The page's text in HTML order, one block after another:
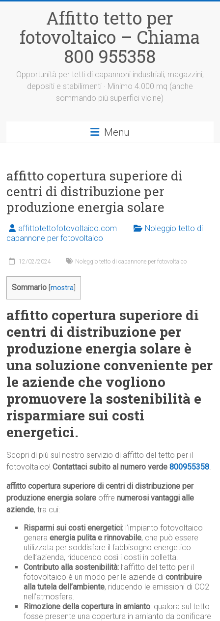
Affitto tetto per
fotovoltaico – Chiama
800 955358
Opportunità per tetti di capannoni industriali, magazzini,
depositi e stabilimenti · Minimo 4.000 mq (anche
sommando più superfici vicine)
Menu
affitto copertura superiore di
centri di distribuzione per
produzione energia solare
affittotettofotovoltaico.com
Noleggio tetto di
capannone per fotovoltaico
12/02/2024 Noleggio tetto di capannone per fotovoltaico
Sommario [mostra
affitto copertura superiore di
centri di distribuzione per
produzione energia solare è
una soluzione conveniente per
le aziende che vogliono
promuovere la sostenibilità e
risparmiare sui costi
energetici.
Scopri di più sul nostro servizio di affitto del tetto per il
fotovoltaico!Contattaci subito al numero verde 800955358.
affitto copertura superiore di centri di distribuzione per
produzione energia solare offrenumerosi vantaggi alle
aziende, tra cui:
Risparmi sui costi energetici: l’impianto fotovoltaico
generaenergia pulita e rinnovabile, che può essere
utilizzata per soddisfare il fabbisogno energetico
dell’azienda, riducendo così i costi in bolletta.
Contributo alla sostenibilità: l’affitto del tetto per il
fotovoltaico è un modo per le aziende dicontribuire
alla tutela dell’ambiente, riducendo le emissioni di CO2
nell’atmosfera.
Rimozione della copertura in amianto: qualora sul tetto
fosse presente una copertura in amianto da bonificare